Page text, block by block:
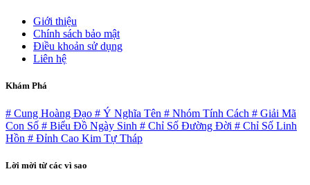
Giới thiệu
Chính sách bảo mật
Điều khoản sử dụng
Liên hệ
Khám Phá
# Cung Hoàng Đạo # Ý Nghĩa Tên # Nhóm Tính Cách # Giải Mã
Con Số # Biểu Đồ Ngày Sinh # Chỉ Số Đường Đời # Chỉ Số Linh
Hồn # Đỉnh Cao Kim Tự Tháp
Lời mời từ các vì sao